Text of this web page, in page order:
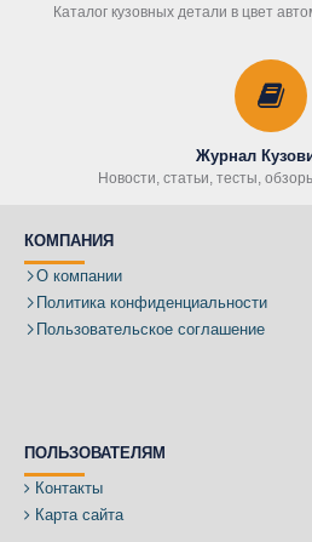
Каталог кузовных детали в цвет
Журнал
Новости, статьи, тесты,
КОМПАНИЯ
О компании
Политика конфиденциальности
Пользовательское соглашение
ПОЛЬЗОВАТЕЛЯМ
Контакты
Карта сайта